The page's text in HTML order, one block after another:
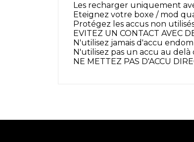
Les recharger uniquement
Eteignez votre boxe / mod
Protégez les accus non
EVITEZ UN CONTACT AVEC
N'utilisez jamais d'accu
N'utilisez pas un accu au delà
NE METTEZ PAS D'ACCU